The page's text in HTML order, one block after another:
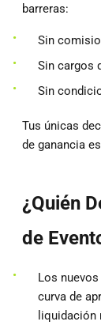
barreras:
Sin
Sin cargos
Sin
Tus únicas
de ganancia
¿Quién
de
Los
curva de
liquidación